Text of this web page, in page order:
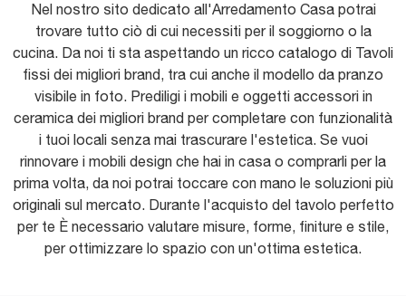
Nel nostro sito dedicato all'Arredamento Casa potrai
trovare tutto ciò di cui necessiti per il soggiorno o la
cucina. Da noi ti sta aspettando un ricco catalogo di Tavoli
fissi dei migliori brand, tra cui anche il modello da pranzo
visibile in foto. Prediligi i mobili e oggetti accessori in
ceramica dei migliori brand per completare con funzionalità
i tuoi locali senza mai trascurare l'estetica. Se vuoi
rinnovare i mobili design che hai in casa o comprarli per la
prima volta, da noi potrai toccare con mano le soluzioni più
originali sul mercato. Durante l'acquisto del tavolo perfetto
per te È necessario valutare misure, forme, finiture e stile,
per ottimizzare lo spazio con un'ottima estetica.